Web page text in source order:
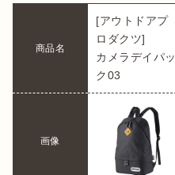
商品名
[アウトドアプ
ロダクツ]
カメラデイパッ
ク03
画像